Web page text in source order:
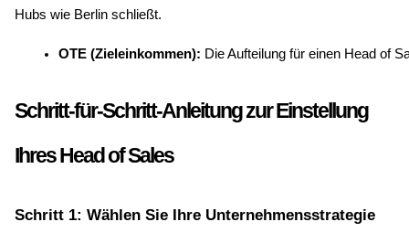
Hubs wie Berlin schließt.
OTE (Zieleinkommen): Die Aufteilung für einen Head of
Schritt-für-Schritt-Anleitung zur Einstellung
Ihres Head of Sales
Schritt 1: Wählen Sie Ihre Unternehmensstrategie